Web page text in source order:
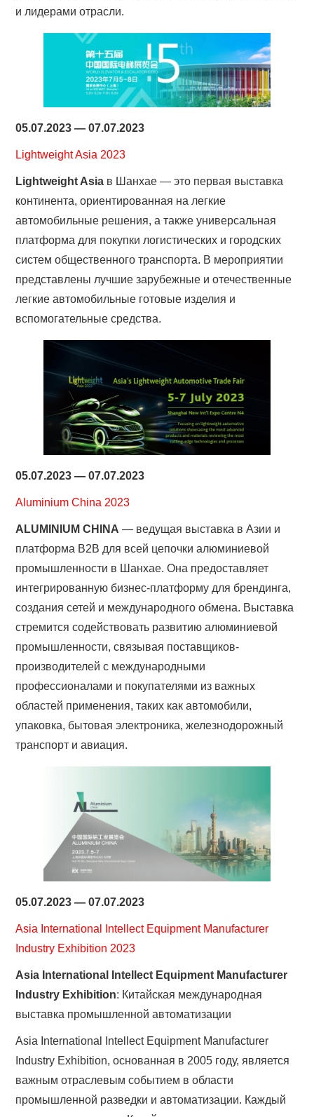
и лидерами отрасли.
05.07.2023 — 07.07.2023
Lightweight Asia 2023
Lightweight Asia в Шанхае — это первая выставка
континента, ориентированная на легкие
автомобильные решения, а также универсальная
платформа для покупки логистических и городских
систем общественного транспорта. В мероприятии
представлены лучшие зарубежные и отечественные
легкие автомобильные готовые изделия и
вспомогательные средства.
05.07.2023 — 07.07.2023
Aluminium China 2023
ALUMINIUM CHINA — ведущая выставка в Азии и
платформа B2B для всей цепочки алюминиевой
промышленности в Шанхае. Она предоставляет
интегрированную бизнес-платформу для брендинга,
создания сетей и международного обмена. Выставка
стремится содействовать развитию алюминиевой
промышленности, связывая поставщиков-
производителей с международными
профессионалами и покупателями из важных
областей применения, таких как автомобили,
упаковка, бытовая электроника, железнодорожный
транспорт и авиация.
05.07.2023 — 07.07.2023
Asia International Intellect Equipment Manufacturer
Industry Exhibition 2023
Asia International Intellect Equipment Manufacturer
Industry Exhibition: Китайская международная
выставка промышленной автоматизации
Asia International Intellect Equipment Manufacturer
Industry Exhibition, основанная в 2005 году, является
важным отраслевым событием в области
промышленной разведки и автоматизации. Каждый